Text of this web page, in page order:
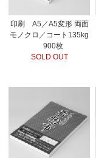
印刷 A5／A5変形 両面
モノクロ／コート135kg
900枚
SOLD OUT